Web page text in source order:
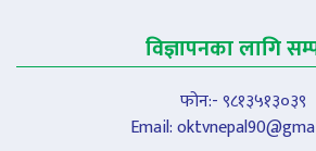
विज्ञापनका लागि
फोन:- ९८१३५१३०३९
Email: